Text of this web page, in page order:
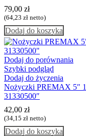
79,00 zł
(64,23 zł netto)
Dodaj do koszyka
Dodaj do porównania
Szybki podgląd
Dodaj do życzenia
Nożyczki PREMAX 5″
31330500″
42,00 zł
(34,15 zł netto)
Dodaj do koszyka